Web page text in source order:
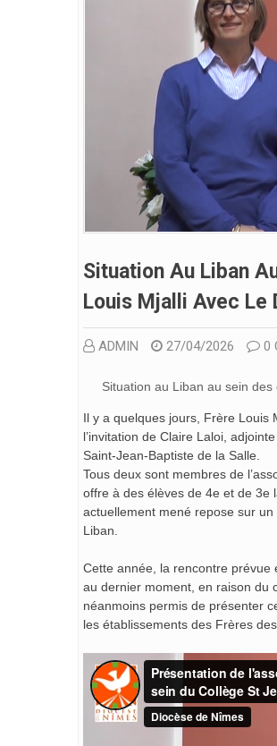
Situation Au Liban
Louis Mjalli Avec Le
ADMIN 27/04/2026 0
Situation au Liban au sein
Il y a quelques jours, Frère Louis
l’invitation de Claire Laloi,
Saint-Jean-Baptiste de la Salle.
Tous deux sont membres de
offre à des élèves de 4e et de 3e
actuellement mené repose sur
Liban.
Cette année, la rencontre prévue
au dernier moment, en raison du
néanmoins permis de présenter
les établissements des Frères